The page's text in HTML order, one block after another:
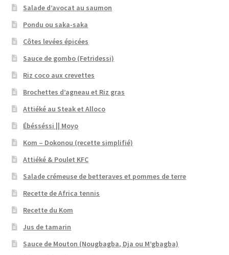
Salade d’avocat au saumon
Pondu ou saka-saka
Côtes levées épicées
Sauce de gombo (Fetridessi)
Riz coco aux crevettes
Brochettes d’agneau et Riz gras
Attiéké au Steak et Alloco
Ébésséssi || Moyo
Kom – Dokonou (recette simplifié)
Attiéké & Poulet KFC
Salade crémeuse de betteraves et pommes de terre
Recette de Africa tennis
Recette du Kom
Jus de tamarin
Sauce de Mouton (Nougbagba, Dja ou M’gbagba)